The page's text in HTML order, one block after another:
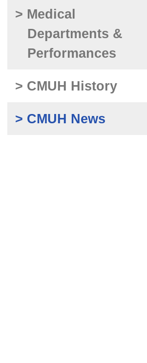
> Medical
Departments &
Performances
> CMUH History
> CMUH News